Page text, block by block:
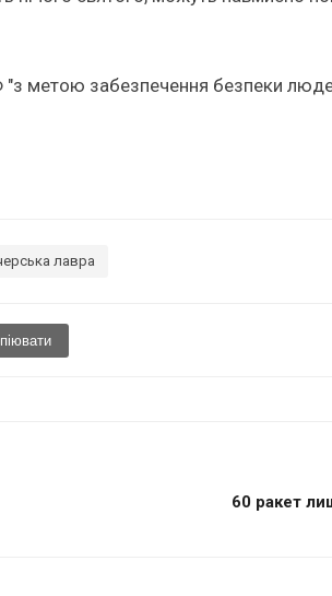
"з метою забезпечення безпеки
лавра
60 ракет